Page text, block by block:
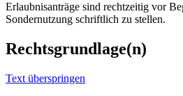
Erlaubnisanträge sind rechtzeitig vor
Sondernutzung schriftlich zu stellen.
Rechtsgrundlage(n)
Text überspringen